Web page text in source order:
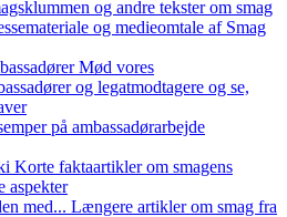
og andre tekster om smag
og medieomtale af Smag
Mød vores
og legatmodtagere og se,
på ambassadørarbejde
Korte faktaartikler om smagens
aspekter
med... Længere artikler om smag fra